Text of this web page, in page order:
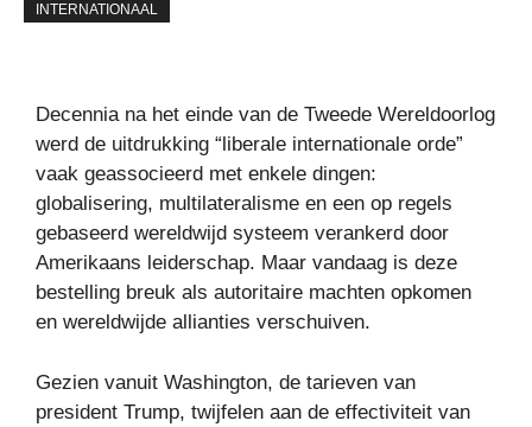
INTERNATIONAAL
Decennia na het einde van de Tweede Wereldoorlog
werd de uitdrukking “liberale internationale orde”
vaak geassocieerd met enkele dingen:
globalisering, multilateralisme en een op regels
gebaseerd wereldwijd systeem verankerd door
Amerikaans leiderschap. Maar vandaag is deze
bestelling breuk als autoritaire machten opkomen
en wereldwijde allianties verschuiven.
Gezien vanuit Washington, de tarieven van
president Trump, twijfelen aan de effectiviteit van